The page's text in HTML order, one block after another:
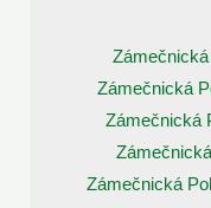
Zámečnická
Zámečnická
Zámečnická